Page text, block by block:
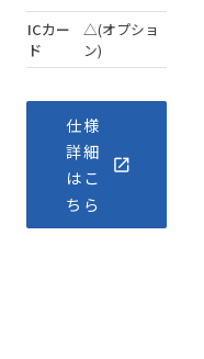
ICカー
ド
△(オプショ
ン)
仕様
詳細
はこ
ちら